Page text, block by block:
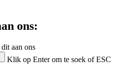
ons:
aan ons
Klik op Enter om te soek of ESC